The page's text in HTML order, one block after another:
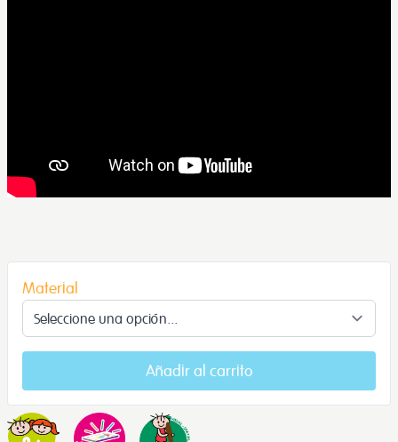
Material
Añadir al carrito